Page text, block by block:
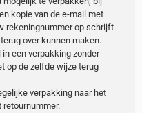
kopie van de e-mail met
rekeningnummer op schrijft
over kunnen maken.
een verpakking zonder
op de zelfde wijze terug
verpakking naar het
retournummer.